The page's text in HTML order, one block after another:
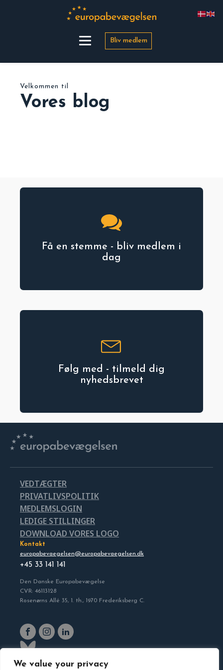
We value your privacy
Bliv medlem
Velkommen til
Vores blog
Få en stemme - bliv medlem i
dag
Følg med - tilmeld dig
nyhedsbrevet
VEDTÆGTER
PRIVATLIVSPOLITIK
MEDLEMSLOGIN
LEDIGE STILLINGER
DOWNLOAD VORES LOGO
Kontakt
europabevaegelsen@europabevaegelsen.dk
+45 33 141 141
Den Danske Europabevægelse
CVR: 46113128
Rosenørns Allé 35, 1. th., 1970 Frederiksberg C.